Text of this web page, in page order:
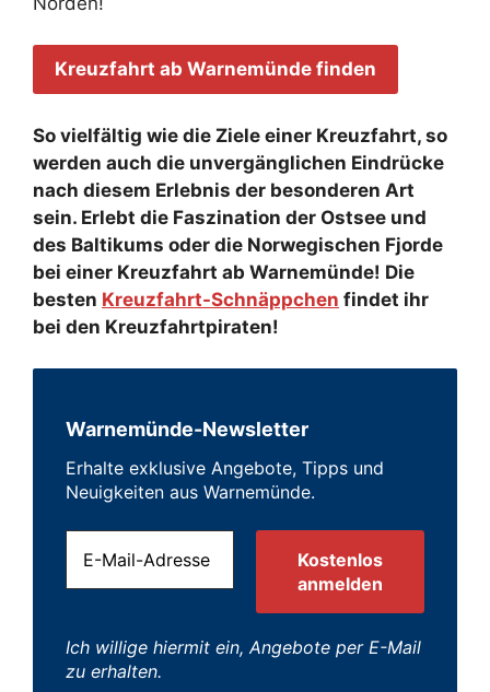
Kreuzfahrt ab Warnemünde finden
So vielfältig wie die Ziele einer Kreuzfahrt, so
werden auch die unvergänglichen Eindrücke
nach diesem Erlebnis der besonderen Art
sein. Erlebt die Faszination der Ostsee und
des Baltikums oder die Norwegischen Fjorde
bei einer Kreuzfahrt ab Warnemünde! Die
besten Kreuzfahrt-Schnäppchen findet ihr
bei den Kreuzfahrtpiraten!
Warnemünde-Newsletter
Erhalte exklusive Angebote, Tipps und
Neuigkeiten aus Warnemünde.
Ich willige hiermit ein, Angebote per E-Mail
zu erhalten.